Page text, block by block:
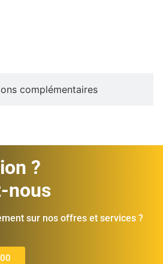
complémentaires
?
nous
sur nos offres et services ?